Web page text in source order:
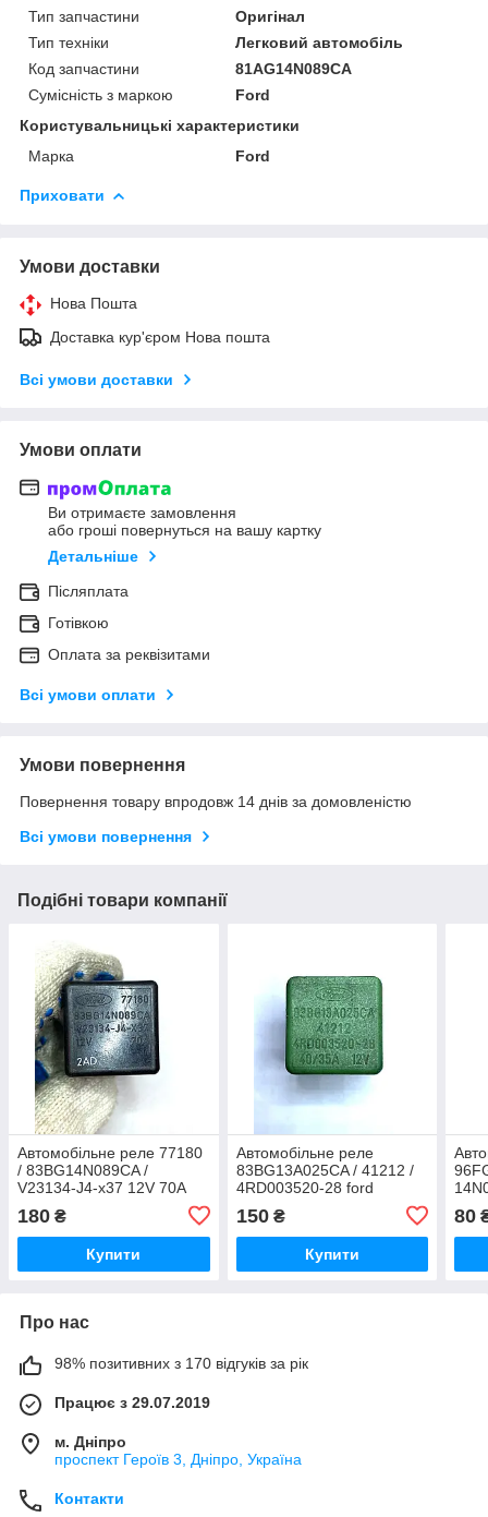
Тип запчастини
Оригінал
Тип техніки
Легковий автомобіль
Код запчастини
81AG14N089CA
Сумісність з маркою
Ford
Користувальницькі характеристики
Марка
Ford
Приховати
Умови доставки
Нова Пошта
Доставка кур'єром Нова пошта
Всі умови доставки
Умови оплати
Ви отримаєте замовлення
або гроші повернуться на вашу картку
Детальніше
Післяплата
Готівкою
Оплата за реквізитами
Всі умови оплати
Умови повернення
Повернення товару впродовж 14 днів за домовленістю
Всі умови повернення
Подібні товари компанії
Автомобільне реле 77180
/ 83BG14N089CA /
V23134-J4-x37 12V 70A
180 ₴
Купити
Автомобільне реле
83BG13A025CA / 41212 /
4RD003520-28 ford
150₴
Купити
80
Про нас
98% позитивних з 170 відгуків за рік
Працює з 29.07.2019
м. Дніпро
проспект Героїв 3, Дніпро, Україна
Контакти